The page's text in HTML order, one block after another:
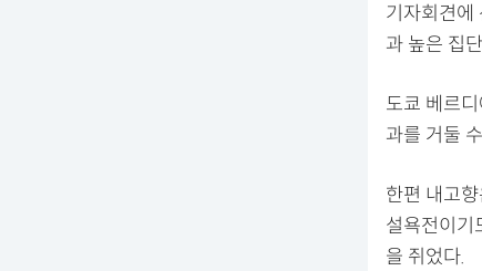
기자회견에
과 높은 집
도쿄 베르
과를 거둘
한편 내고
설욕전이기
을 쥐었다.